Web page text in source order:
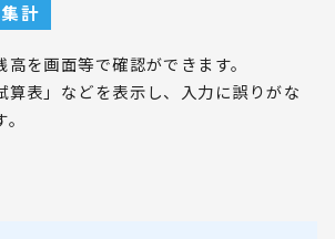
計
を画面等で確認ができます。
算表」などを表示し、入力に誤りがな